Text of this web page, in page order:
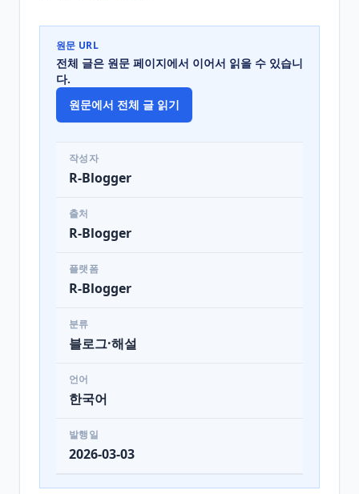
원문 URL
전체 글은 원문 페이지에서 이어서 읽을 수 있습니
다.
원문에서 전체 글 읽기
작성자
R-Blogger
출처
R-Blogger
플랫폼
R-Blogger
분류
블로그·해설
언어
한국어
발행일
2026-03-03